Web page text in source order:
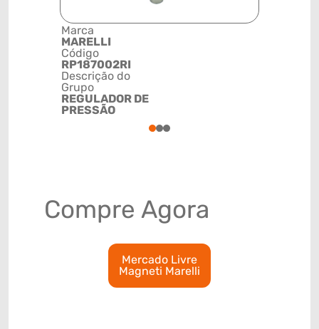
Marca
MARELLI
Código
RP187002RI
Descrição do
Grupo
REGULADOR DE
PRESSÃO
123
Compre Agora
Mercado Livre
Magneti Marelli